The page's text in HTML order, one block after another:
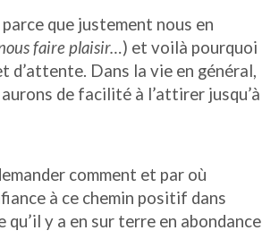
que justement nous en
faire plaisir…) et voilà pourquoi
d’attente. Dans la vie en général,
de facilité à l’attirer jusqu’à
comment et par où
à ce chemin positif dans
qu’il y a en sur terre en abondance